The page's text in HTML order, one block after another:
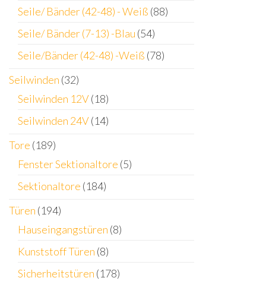
Seile/ Bänder (42-48) - Weiß (88)
Seile/ Bänder (7-13) -Blau (54)
Seile/Bänder (42-48) -Weiß (78)
Seilwinden (32)
Seilwinden 12V(18)
Seilwinden 24V(14)
Tore (189)
Fenster Sektionaltore (5)
Sektionaltore (184)
Türen (194)
Hauseingangstüren (8)
Kunststoff Türen (8)
Sicherheitstüren (178)